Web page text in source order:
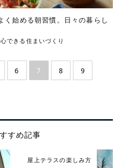
く始める朝習慣。日々の暮らし
できる住まいづくり
6 7 8 9
すめ記事
屋上テラスの楽しみ方